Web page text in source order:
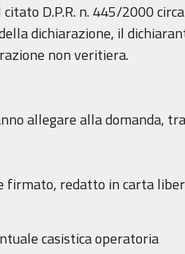
D.P.R. n. 445/2000
dichiarazione, il
non veritiera.
allegare alla domanda,
redatto in carta
casistica operatoria